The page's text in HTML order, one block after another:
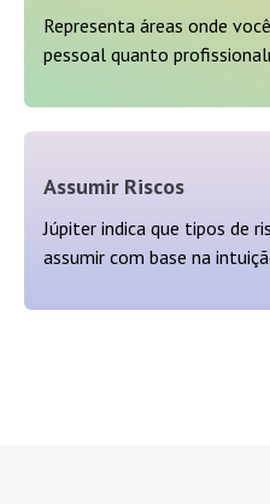
Representa áreas onde
pessoal quanto
Assumir Riscos
Júpiter indica que tipos de
assumir com base na